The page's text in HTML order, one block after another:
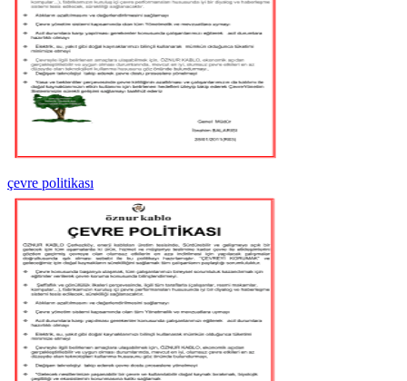
çevre politikası